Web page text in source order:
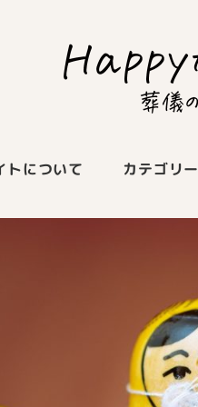
トについて カテゴリー